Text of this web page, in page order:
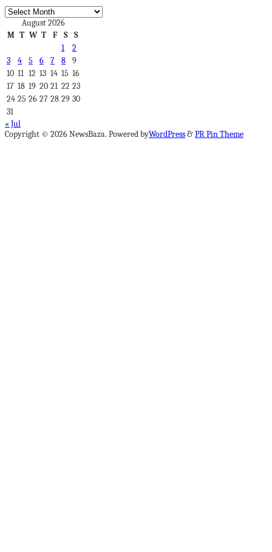
Archives
August 2026
M T W T F S
S
1
2
3
4 5 6 7 8
9
10 11 12 13 14 15 16
17 18 19 20 21 22 23
24 25 26 27 28 29 30
31
« Jul
Copyright © 2026 NewsBaza. Powered byWordPress&PR Pin Theme